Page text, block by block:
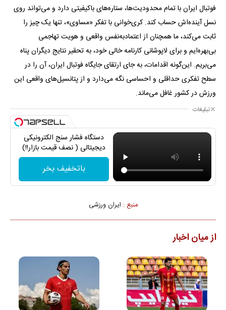
فوتبال ایران با تمام محدودیت‌ها، ستاره‌های باکیفیتی دارد و می‌تواند روی
نسل آینده‌اش حساب کند. کری‌خوانی با تفکر «مساوی»، تنها یک چیز را
ثابت می‌کند، ما همچنان از اعتمادبه‌نفس واقعی و هویت تهاجمی
بی‌بهره‌ایم و برای لاپوشانی کارنامه خالی خود، به تحقیر نتایج دیگران پناه
می‌بریم. این‌گونه اقدامات، به جای ارتقای جایگاه فوتبال ایران، آن را در
سطح تفکری حداقلی و احساسی نگه می‌دارد و از پتانسیل‌های واقعی این
ورزش در کشور غافل می‌ماند.
تبلیغات
دستگاه فشار سنج الکترونیکی
دیجیتالی ( نصف قیمت بازار!!)
باتخفیف بخر
منبع : ایران ورزشی
از میان اخبار